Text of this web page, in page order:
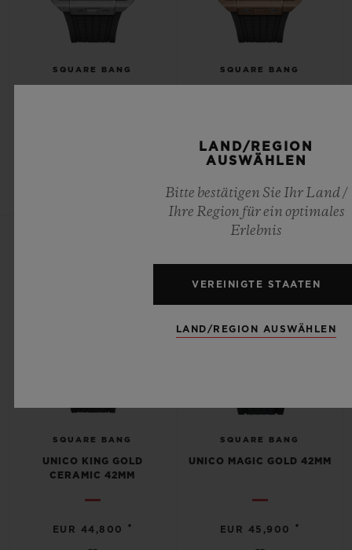
SQUARE BANG SQUARE BANG
EUR 48,300 •
SQUARE BANG
UNICO KING GOLD
CERAMIC 42MM
EUR 44,800 •
SQUARE BANG
UNICO MAGIC GOLD 42MM
EUR 45,900 •
LAND/REGION
AUSWÄHLEN
Bitte bestätigen Sie Ihr Land /
Ihre Region für ein optimales
Erlebnis
VEREINIGTE STAATEN
LAND/REGION AUSWÄHLEN